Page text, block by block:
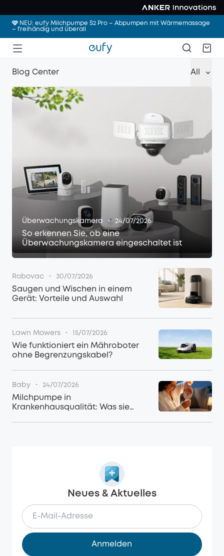
🩷 NEU: eufy Milchpumpe S2 Pro – Abpumpen mit Wärmemassage
– freihändig und überall
Blog Center All
Überwachungskamera · 24/07/2026
So erkennen Sie, ob eine
Überwachungskamera eingeschaltet ist
Robovac · 30/07/2026
Saugen und Wischen in einem
Gerät: Vorteile und Auswahl
Lawn Mowers · 15/07/2026
Wie funktioniert ein Mähroboter
ohne Begrenzungskabel?
Baby · 24/07/2026
Milchpumpe in
Krankenhausqualität: Was sie
Neues & Aktuelles
Anmelden